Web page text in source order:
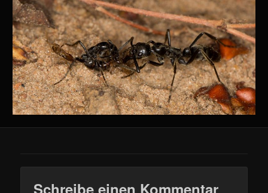
Schreibe einen Kommentar